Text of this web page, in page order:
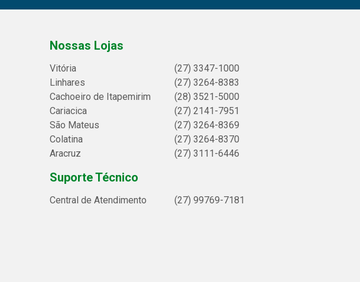
Nossas Lojas
Vitória
(27) 3347-1000
Linhares
(27) 3264-8383
Cachoeiro de Itapemirim
(28) 3521-5000
Cariacica
(27) 2141-7951
São Mateus
(27) 3264-8369
Colatina
(27) 3264-8370
Aracruz
(27) 3111-6446
Suporte Técnico
Central de Atendimento (27) 99769-7181